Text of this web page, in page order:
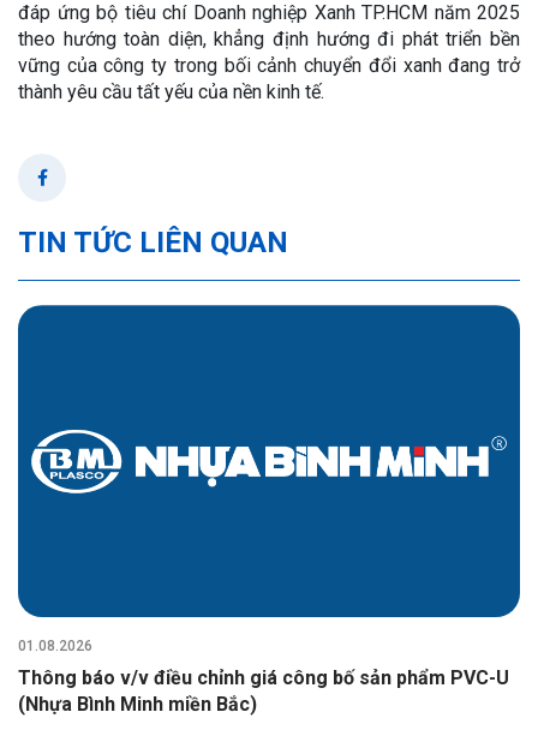
đáp ứng bộ tiêu chí Doanh nghiệp Xanh TP.HCM năm 2025
theo hướng toàn diện, khẳng định hướng đi phát triển bền
vững của công ty trong bối cảnh chuyển đổi xanh đang trở
thành yêu cầu tất yếu của nền kinh tế.
TIN TỨC LIÊN QUAN
01.08.2026
Thông báo v/v điều chỉnh giá công bố sản phẩm PVC-U
(Nhựa Bình Minh miền Bắc)